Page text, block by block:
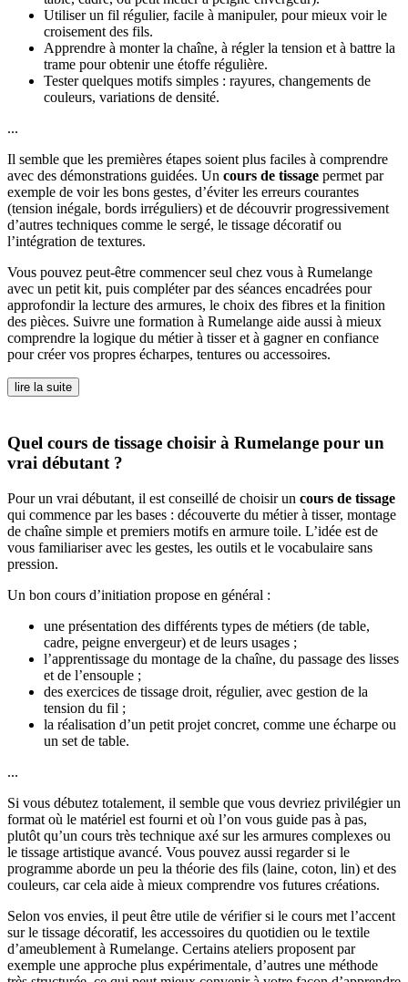
Utiliser un fil régulier, facile à manipuler, pour mieux voir le
croisement des fils.
Apprendre à monter la chaîne, à régler la tension et à battre la
trame pour obtenir une étoffe régulière.
Tester quelques motifs simples : rayures, changements de
couleurs, variations de densité.
...
Il semble que les premières étapes soient plus faciles à comprendre
avec des démonstrations guidées. Un cours de tissage permet par
exemple de voir les bons gestes, d’éviter les erreurs courantes
(tension inégale, bords irréguliers) et de découvrir progressivement
d’autres techniques comme le sergé, le tissage décoratif ou
l’intégration de textures.
Vous pouvez peut-être commencer seul chez vous à Rumelange
avec un petit kit, puis compléter par des séances encadrées pour
approfondir la lecture des armures, le choix des fibres et la finition
des pièces. Suivre une formation à Rumelange aide aussi à mieux
comprendre la logique du métier à tisser et à gagner en confiance
pour créer vos propres écharpes, tentures ou accessoires.
lire la suite
Quel cours de tissage choisir à Rumelange pour un
vrai débutant ?
Pour un vrai débutant, il est conseillé de choisir un cours de tissage
qui commence par les bases : découverte du métier à tisser, montage
de chaîne simple et premiers motifs en armure toile. L’idée est de
vous familiariser avec les gestes, les outils et le vocabulaire sans
pression.
Un bon cours d’initiation propose en général :
une présentation des différents types de métiers (de table,
cadre, peigne envergeur) et de leurs usages ;
l’apprentissage du montage de la chaîne, du passage des lisses
et de l’ensouple ;
des exercices de tissage droit, régulier, avec gestion de la
tension du fil ;
la réalisation d’un petit projet concret, comme une écharpe ou
un set de table.
...
Si vous débutez totalement, il semble que vous devriez privilégier un
format où le matériel est fourni et où l’on vous guide pas à pas,
plutôt qu’un cours très technique axé sur les armures complexes ou
le tissage artistique avancé. Vous pouvez aussi regarder si le
programme aborde un peu la théorie des fils (laine, coton, lin) et des
couleurs, car cela aide à mieux comprendre vos futures créations.
Selon vos envies, il peut être utile de vérifier si le cours met l’accent
sur le tissage décoratif, les accessoires du quotidien ou le textile
d’ameublement à Rumelange. Certains ateliers proposent par
exemple une approche plus expérimentale, d’autres une méthode